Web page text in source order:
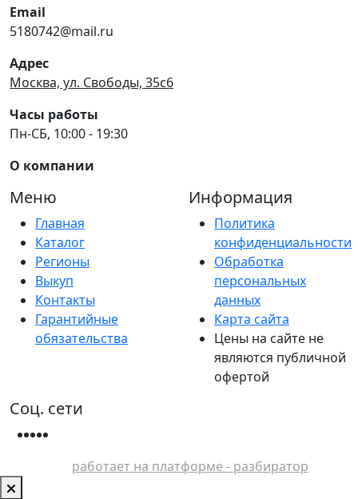
Email
5180742@mail.ru
Адрес
Москва, ул. Свободы, 35с6
Часы работы
Пн-СБ, 10:00 - 19:30
О компании
Меню
Главная
Каталог
Регионы
Выкуп
Контакты
Гарантийные
обязательства
Информация
Политика
конфиденциальности
Обработка
персональных
данных
Карта сайта
Цены на сайте не
являются публичной
офертой
Соц. сети
работает на платформе - разбиратор